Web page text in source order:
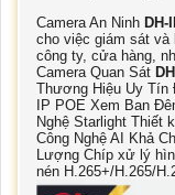
Camera An Ninh DH-
cho việc giám sát và
công ty, cửa hàng,
Camera Quan Sát
Thương Hiệu Uy Tín
IP POE Xem Ban
Nghệ Starlight Thiết
Công Nghệ AI Khả
Lượng Chíp xử lý
nén H.265+/H.265/